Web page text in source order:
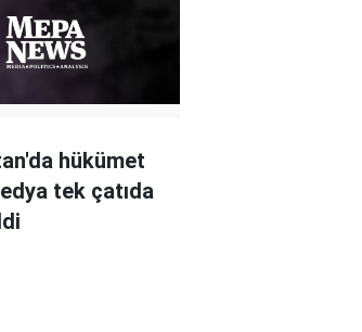
hükümet
tek çatıda